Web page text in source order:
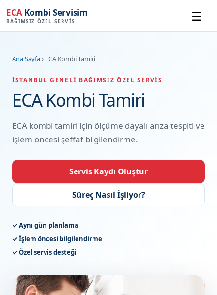
ECA Kombi Servisim
BAĞIMSIZ ÖZEL SERVIS ☰
Ana Sayfa› ECA Kombi Tamiri
İSTANBUL GENELI BAĞIMSIZ ÖZEL SERVIS
ECA Kombi Tamiri
ECA kombi tamiri için ölçüme dayalı arıza tespiti ve
işlem öncesi şeffaf bilgilendirme.
Servis Kaydı Oluştur
Süreç Nasıl İşliyor?
✓ Aynı gün planlama
✓ İşlem öncesi bilgilendirme
✓ Özel servis desteği